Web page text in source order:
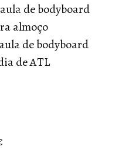
de bodyboard
almoço
de bodyboard
de ATL